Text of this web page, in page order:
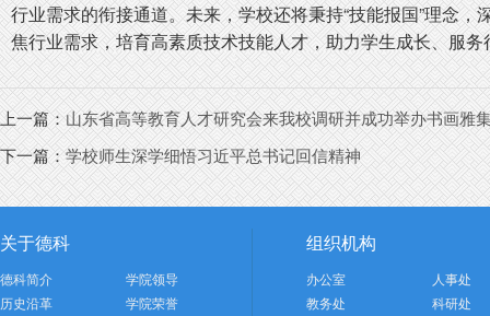
行业需求的衔接通道。未来，学校还将秉持“技能报国”理念，
焦行业需求，培育高素质技术技能人才，助力学生成长、服务
上一篇：山东省高等教育人才研究会来我校调研并成功举办书画雅
下一篇：学校师生深学细悟习近平总书记回信精神
关于德科
德科简介
学院领导
历史沿革
学院荣誉
组织机构
办公室
人事处
教务处
科研处